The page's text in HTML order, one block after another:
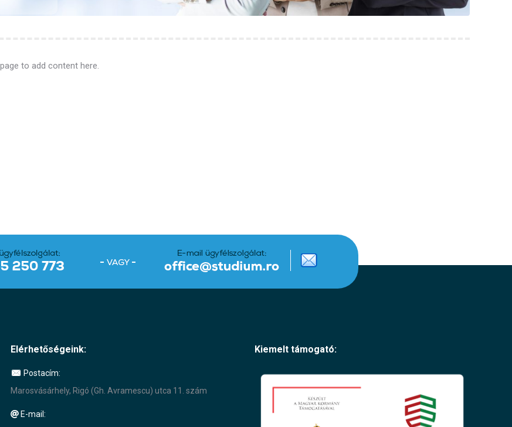
to add content here.
Elérhetőségeink:
Postacím:
Marosvásárhely, Rigó (Gh. Avramescu) utca 11. szám
E-mail:
Kiemelt támogató: